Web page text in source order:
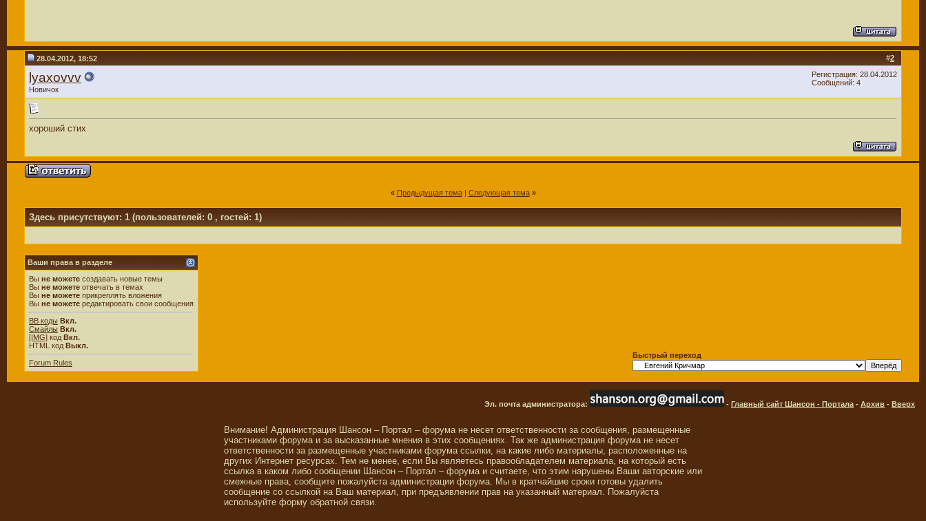
#2
28.04.2012, 18:52
lyaxovvv
Новичок
Регистрация: 28.04.2012
Сообщений: 4
хороший стих
« Предыдущая тема| Следующая тема »
Здесь присутствуют: 1 (пользователей: 0 , гостей: 1)
Ваши права в разделе
Вы не можете создавать новые темы
Вы не можете отвечать в темах
Вы не можете прикреплять вложения
Вы не можете редактировать свои сообщения
BB коды Вкл.
Смайлы Вкл.
[IMG] код Вкл.
HTML код Выкл.
Forum Rules
Быстрый переход
Эл. почта администратора: - Главный сайт Шансон - Портала - Архив - Вверх
Внимание! Администрация Шансон – Портал – форума не несет ответственности за сообщения, размещенные
участниками форума и за высказанные мнения в этих сообщениях. Так же администрация форума не несет
ответственности за размещенные участниками форума ссылки, на какие либо материалы, расположенные на
других Интернет ресурсах. Тем не менее, если Вы являетесь правообладателем материала, на который есть
ссылка в каком либо сообщении Шансон – Портал – форума и считаете, что этим нарушены Ваши авторские или
смежные права, сообщите пожалуйста администрации форума. Мы в кратчайшие сроки готовы удалить
сообщение со ссылкой на Ваш материал, при предъявлении прав на указанный материал. Пожалуйста
используйте форму обратной связи.